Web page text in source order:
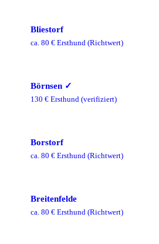
Bliestorf
ca. 80 € Ersthund (Richtwert)
Börnsen ✓
130 € Ersthund (verifiziert)
Borstorf
ca. 80 € Ersthund (Richtwert)
Breitenfelde
ca. 80 € Ersthund (Richtwert)